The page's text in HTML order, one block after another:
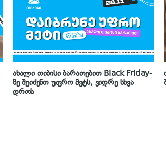
ახალი თიბისი ბარათებით Black Friday-
ზე შეიძენთ უფრო მეტს, ვიდრე სხვა
დროს